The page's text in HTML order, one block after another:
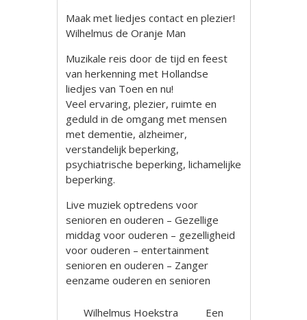
Maak met liedjes contact en plezier!
Wilhelmus de Oranje Man
Muzikale reis door de tijd en feest
van herkenning met Hollandse
liedjes van Toen en nu!
Veel ervaring, plezier, ruimte en
geduld in de omgang met mensen
met dementie, alzheimer,
verstandelijk beperking,
psychiatrische beperking, lichamelijke
beperking.
Live muziek optredens voor
senioren en ouderen – Gezellige
middag voor ouderen – gezelligheid
voor ouderen – entertainment
senioren en ouderen – Zanger
eenzame ouderen en senioren
Wilhelmus Hoekstra
Een